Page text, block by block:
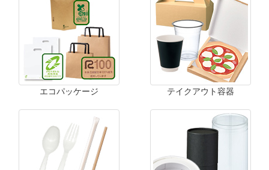
エコパッケージ テイクアウト容器